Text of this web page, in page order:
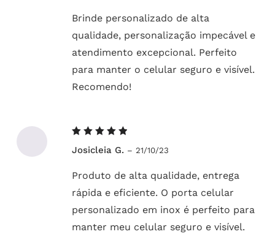
Brinde personalizado de alta
qualidade, personalização impecável e
atendimento excepcional. Perfeito
para manter o celular seguro e visível.
Recomendo!
5de 5
Josicleia G. – 21/10/23
Produto de alta qualidade, entrega
rápida e eficiente. O porta celular
personalizado em inox é perfeito para
manter meu celular seguro e visível.